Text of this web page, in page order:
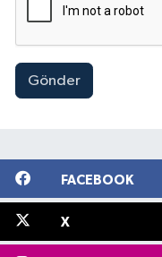
Gönder
FACEBOOK
X